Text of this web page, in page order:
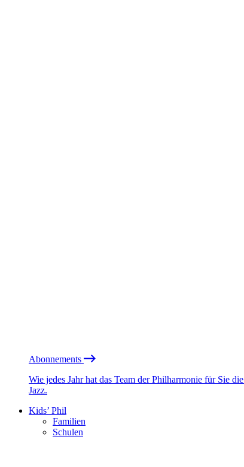
Abonnements
Wie jedes Jahr hat das Team der Philharmonie für Sie
Jazz.
Kids’ Phil
Familien
Schulen